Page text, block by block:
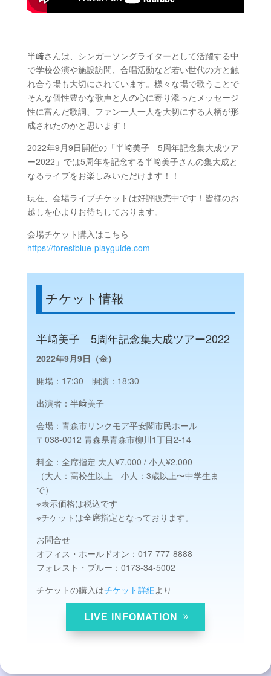
半﨑さんは、シンガーソングライターとして活躍する中
で学校公演や施設訪問、合唱活動など若い世代の方と触
れ合う場も大切にされています。様々な場で歌うことで
そんな個性豊かな歌声と人の心に寄り添ったメッセージ
性に富んだ歌詞、ファン一人一人を大切にする人柄が形
成されたのかと思います！
2022年9月9日開催の「半﨑美子 5周年記念集大成ツア
ー2022」では5周年を記念する半﨑美子さんの集大成と
なるライブをお楽しみいただけます！！
現在、会場ライブチケットは好評販売中です！皆様のお
越しを心よりお待ちしております。
会場チケット購入はこちら
https://forestblue-playguide.com
チケット情報
半﨑美子 5周年記念集大成ツアー2022
2022年9月9日（金）
開場：17:30 開演：18:30
出演者： 半﨑美子
会場：青森市リンクモア平安閣市民ホール
〒038-0012 青森県青森市柳川1丁目2-14
料金：全席指定 大人¥7,000 / 小人¥2,000
（大人：高校生以上 小人：3歳以上〜中学生ま
で）
※表示価格は税込です
※チケットは全席指定となっております。
お問合せ
オフィス・ホールドオン：017-777-8888
フォレスト・ブルー：0173-34-5002
チケットの購入はチケット詳細より
LIVE INFOMATION